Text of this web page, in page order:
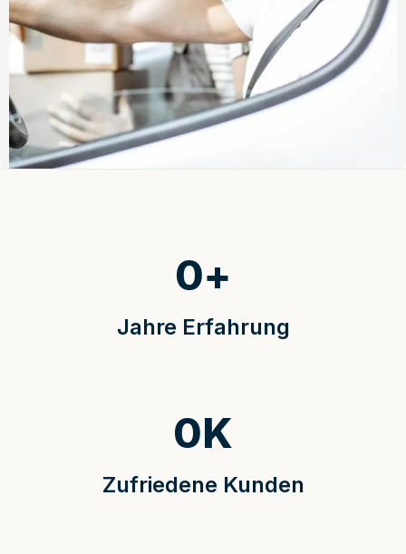
Jahre Erfahrung
0+
Zufriedene Kunden
0K